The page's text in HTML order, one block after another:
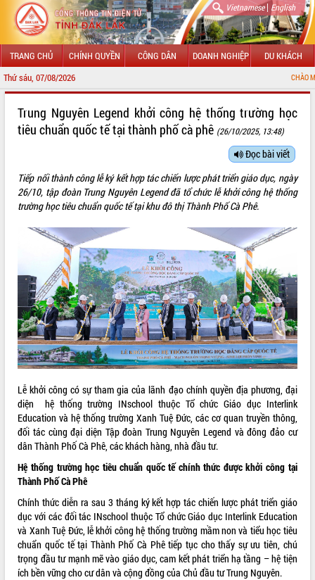
Vietnamese| English
TRANG CHỦ CHÍNH QUYỀN CÔNG DÂN DOANH NGHIỆP DU KHÁCH
Thứ sáu, 07/08/2026 CHÀO MỪNG ĐẾN VỚI
LÃNH ĐẠO UBND TỈNH
SỞ, BAN, NGÀNH
THÔNG TIN CHỈ ĐẠO ĐIỀU HÀNH
HỆ THỐNG VĂN BẢN
VĂN BẢN HĐND TỈNH
ĐIỂM TIN VĂN BẢN
QUY HOẠCH - KẾ HOẠCH
Trung Nguyên Legend khởi công hệ thống trường học
tiêu chuẩn quốc tế tại thành phố cà phê (26/10/2025, 13:48)
Đọc bài viết
Tiếp nối thành công lễ ký kết hợp tác chiến lược phát triển giáo dục, ngày
26/10, tập đoàn Trung Nguyên Legend đã tổ chức lễ khởi công hệ thống
trường học tiêu chuẩn quốc tế tại khu đô thị Thành Phố Cà Phê.
Lễ khởi công có sự tham gia của lãnh đạo chính quyền địa phương, đại
diện hệ thống trường INschool thuộc Tổ chức Giáo dục Interlink
Education và hệ thống trường Xanh Tuệ Đức, các cơ quan truyền thông,
đối tác cùng đại diện Tập đoàn Trung Nguyên Legend và đông đảo cư
dân Thành Phố Cà Phê, các khách hàng, nhà đầu tư.
Hệ thống trường học tiêu chuẩn quốc tế chính thức được khởi công tại
Thành Phố Cà Phê
Chính thức diễn ra sau 3 tháng ký kết hợp tác chiến lược phát triển giáo
dục với các đối tác INschool thuộc Tổ chức Giáo dục Interlink Education
và Xanh Tuệ Đức, lễ khởi công hệ thống trường mầm non và tiểu học tiêu
chuẩn quốc tế tại Thành Phố Cà Phê tiếp tục cho thấy sự ưu tiên, chú
trọng đầu tư mạnh mẽ vào giáo dục, cam kết phát triển hạ tầng – hệ tiện
ích bền vững cho cư dân và cộng đồng của Chủ đầu tư Trung Nguyên.